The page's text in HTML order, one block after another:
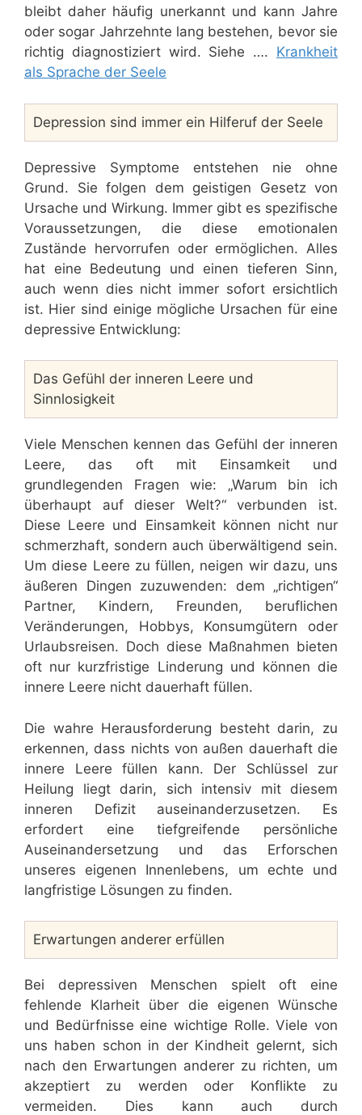
bleibt daher häufig unerkannt und kann Jahre
oder sogar Jahrzehnte lang bestehen, bevor sie
richtig diagnostiziert wird. Siehe …. Krankheit
als Sprache der Seele
Depression sind immer ein Hilferuf der Seele
Depressive Symptome entstehen nie ohne
Grund. Sie folgen dem geistigen Gesetz von
Ursache und Wirkung. Immer gibt es spezifische
Voraussetzungen, die diese emotionalen
Zustände hervorrufen oder ermöglichen. Alles
hat eine Bedeutung und einen tieferen Sinn,
auch wenn dies nicht immer sofort ersichtlich
ist. Hier sind einige mögliche Ursachen für eine
depressive Entwicklung:
Das Gefühl der inneren Leere und
Sinnlosigkeit
Viele Menschen kennen das Gefühl der inneren
Leere, das oft mit Einsamkeit und
grundlegenden Fragen wie: „Warum bin ich
überhaupt auf dieser Welt?“ verbunden ist.
Diese Leere und Einsamkeit können nicht nur
schmerzhaft, sondern auch überwältigend sein.
Um diese Leere zu füllen, neigen wir dazu, uns
äußeren Dingen zuzuwenden: dem „richtigen“
Partner, Kindern, Freunden, beruflichen
Veränderungen, Hobbys, Konsumgütern oder
Urlaubsreisen. Doch diese Maßnahmen bieten
oft nur kurzfristige Linderung und können die
innere Leere nicht dauerhaft füllen.
Die wahre Herausforderung besteht darin, zu
erkennen, dass nichts von außen dauerhaft die
innere Leere füllen kann. Der Schlüssel zur
Heilung liegt darin, sich intensiv mit diesem
inneren Defizit auseinanderzusetzen. Es
erfordert eine tiefgreifende persönliche
Auseinandersetzung und das Erforschen
unseres eigenen Innenlebens, um echte und
langfristige Lösungen zu finden.
Erwartungen anderer erfüllen
Bei depressiven Menschen spielt oft eine
fehlende Klarheit über die eigenen Wünsche
und Bedürfnisse eine wichtige Rolle. Viele von
uns haben schon in der Kindheit gelernt, sich
nach den Erwartungen anderer zu richten, um
akzeptiert zu werden oder Konflikte zu
vermeiden. Dies kann auch durch